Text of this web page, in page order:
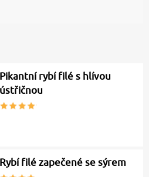
Pikantní rybí filé s hlívou
ústřičnou
Rybí filé zapečené se sýrem